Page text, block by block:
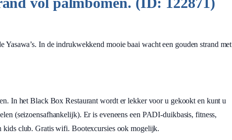
In de indrukwekkend mooie baai wacht een gouden strand met
In het Black Box Restaurant wordt er lekker voor u gekookt en kunt u
(seizoensafhankelijk). Er is eveneens een PADI-duikbasis, fitness,
kids club. Gratis wifi. Bootexcursies ook mogelijk.